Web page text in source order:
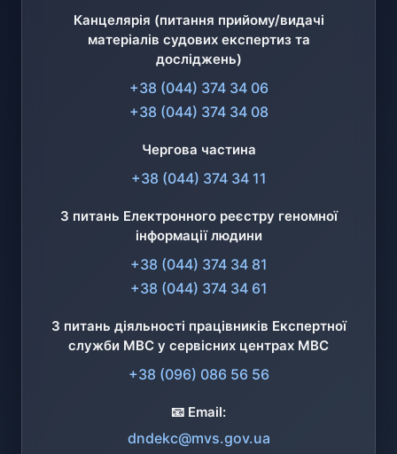
Канцелярія (питання прийому/видачі
матеріалів судових експертиз та
досліджень)
+38 (044) 374 34 06
+38 (044) 374 34 08
Чергова частина
+38 (044) 374 34 11
З питань Електронного реєстру геномної
інформації людини
+38 (044) 374 34 81
+38 (044) 374 34 61
З питань діяльності працівників Експертної
служби МВС у сервісних центрах МВС
+38 (096) 086 56 56
📧 Email:
dndekc@mvs.gov.ua